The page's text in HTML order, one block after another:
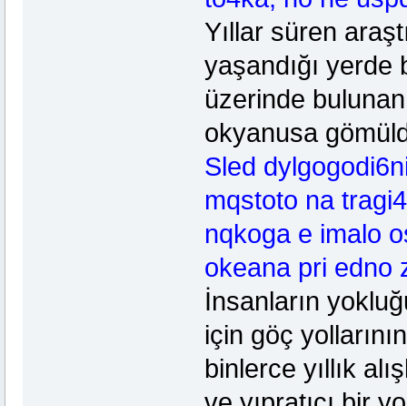
Yıllar süren
yaşandığı
üzerinde
okyanusa
Sled
mqstoto na
nqkoga e imalo
okeana pri edno
İnsanların
için göç
binlerce yıllık